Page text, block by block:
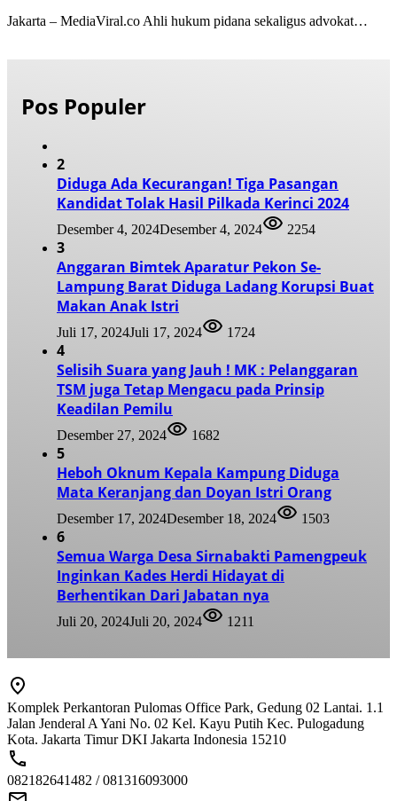
Jakarta – MediaViral.co Ahli hukum pidana sekaligus advokat…
Pos Populer
2
Diduga Ada Kecurangan! Tiga Pasangan
Kandidat Tolak Hasil Pilkada Kerinci 2024
Desember 4, 2024Desember 4, 2024 2254
3
Anggaran Bimtek Aparatur Pekon Se-
Lampung Barat Diduga Ladang Korupsi Buat
Makan Anak Istri
Juli 17, 2024Juli 17, 2024 1724
4
Selisih Suara yang Jauh ! MK : Pelanggaran
TSM juga Tetap Mengacu pada Prinsip
Keadilan Pemilu
Desember 27, 2024 1682
5
Heboh Oknum Kepala Kampung Diduga
Mata Keranjang dan Doyan Istri Orang
Desember 17, 2024Desember 18, 2024 1503
6
Semua Warga Desa Sirnabakti Pamengpeuk
Inginkan Kades Herdi Hidayat di
Berhentikan Dari Jabatan nya
Juli 20, 2024Juli 20, 2024 1211
Komplek Perkantoran Pulomas Office Park, Gedung 02 Lantai. 1.1
Jalan Jenderal A Yani No. 02 Kel. Kayu Putih Kec. Pulogadung
Kota. Jakarta Timur DKI Jakarta Indonesia 15210
082182641482 / 081316093000